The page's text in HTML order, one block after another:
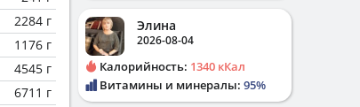
2284 г
1176 г
4545 г
6711 г
Элина
2026-08-04
Калорийность: 1340 кКал
Витамины и минералы: 95%